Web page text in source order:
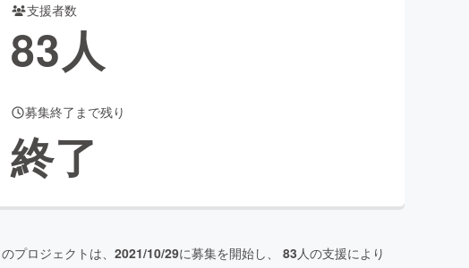
ヘルスケア
支援者数
83人
募集終了まで残り
終了
プロジェクトは、 2021/10/29に募集を開始し、 83人の支援により